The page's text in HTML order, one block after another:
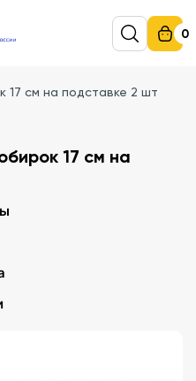
0
17 см на подставке 2 шт
17 см на